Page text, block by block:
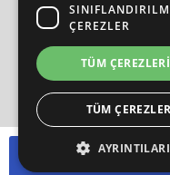
Sepete Ekle
ÇEREZLER
TÜM
TÜM